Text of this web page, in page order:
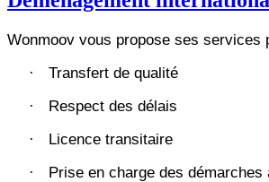
Wonmoov vous propose ses services
· Transfert de qualité
· Respect des délais
· Licence transitaire
·
Prise en charge des démarches